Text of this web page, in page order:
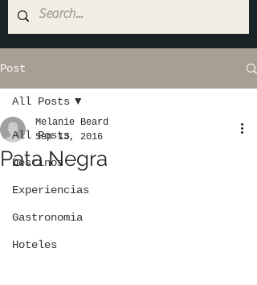
Post
All Posts
Destinos
Experiencias
Gastronomia
Hoteles
All Posts
Pata Negra
Melanie Beard
Sep 13, 2016